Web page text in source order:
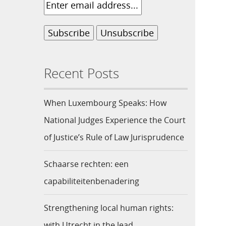
Recent Posts
When Luxembourg Speaks: How
National Judges Experience the Court
of Justice’s Rule of Law Jurisprudence
Schaarse rechten: een
capabiliteitenbenadering
Strengthening local human rights: